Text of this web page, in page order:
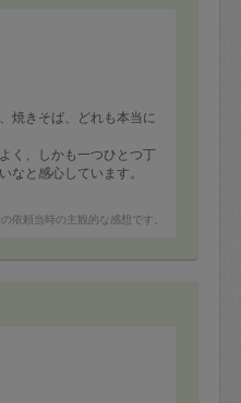
焼きそば、どれも本当に
く、しかも一つひとつ丁
なと感心しています。
準備から段取りまで含め
ぜひ楽しみにしていま
依頼当時の主観的な感想です。